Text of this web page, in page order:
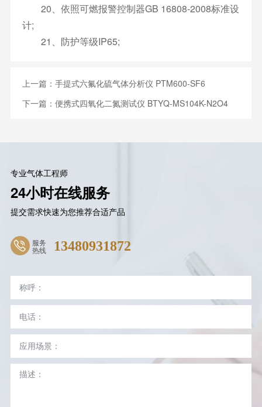
20、依照可燃报警控制器GB 16808-2008标准设
计;
21、防护等级IP65;
上一篇： 手提式六氟化硫气体分析仪 PTM600-SF6
下一篇： 便携式四氧化二氮测试仪 BTYQ-MS104K-N2O4
专业气体工程师
24小时在线服务
提交需求快速为您推荐合适产品
服务
热线 13480931872